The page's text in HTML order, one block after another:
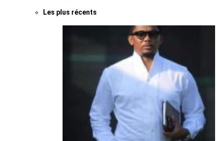
Les plus récents